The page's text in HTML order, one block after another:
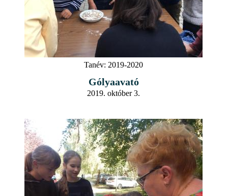
Tanév: 2019-2020
Gólyaavató
2019. október 3.